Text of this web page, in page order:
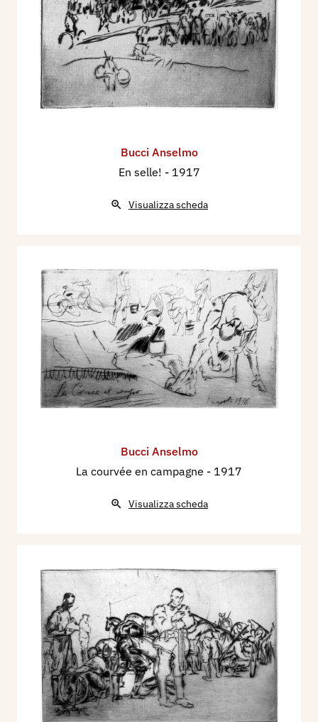
Bucci Anselmo
En selle! - 1917
Visualizza scheda
Bucci Anselmo
La courvée en campagne - 1917
Visualizza scheda